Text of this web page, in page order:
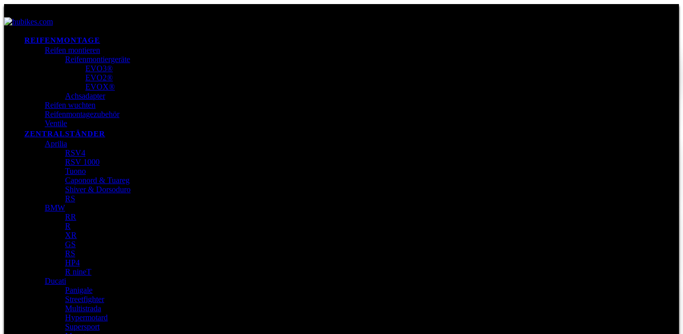
REIFENMONTAGE
Reifen montieren
Reifenmontiergeräte
EVO3®
EVO2®
EVOX®
Achsadapter
Reifen wuchten
Reifenmontagezubehör
Ventile
ZENTRALSTÄNDER
Aprilia
RSV4
RSV 1000
Tuono
Caponord & Tuareg
Shiver & Dorsoduro
RS
BMW
RR
R
XR
GS
RS
HP4
R nineT
Ducati
Panigale
Streetfighter
Multistrada
Hypermotard
Supersport